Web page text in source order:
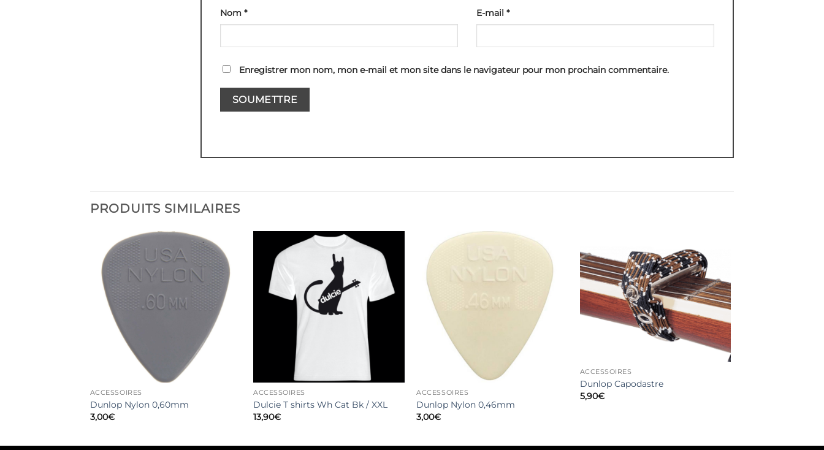
Nom * E-mail *
Enregistrer mon nom, mon e-mail et mon site dans le navigateur pour mon prochain commentaire.
PRODUITS SIMILAIRES
ACCESSOIRES
Dunlop Nylon 0,60mm
3,00€
ACCESSOIRES
Dulcie T shirts Wh Cat Bk / XXL
13,90€
ACCESSOIRES
Dunlop Nylon 0,46mm
3,00€
ACCESSOIRES
Dunlop Capodastre
5,90€